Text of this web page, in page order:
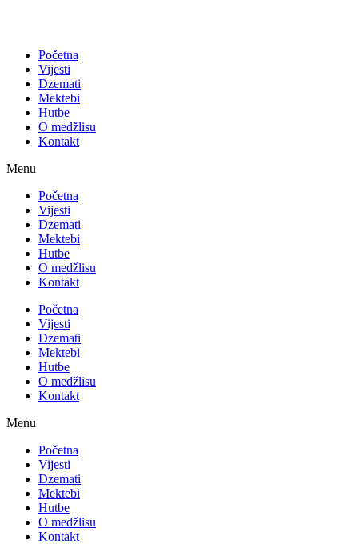
Početna
Vijesti
Dzemati
Mektebi
Hutbe
O medžlisu
Kontakt
Menu
Početna
Vijesti
Dzemati
Mektebi
Hutbe
O medžlisu
Kontakt
Početna
Vijesti
Dzemati
Mektebi
Hutbe
O medžlisu
Kontakt
Menu
Početna
Vijesti
Dzemati
Mektebi
Hutbe
O medžlisu
Kontakt